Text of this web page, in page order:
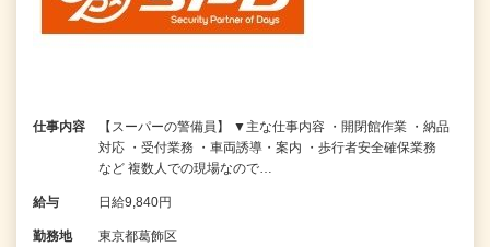
仕事内容
【スーパーの警備員】 ▼主な仕事内容 ・開閉館作業 ・納品
対応 ・受付業務 ・車両誘導・案内 ・歩行者安全確保業務
など 複数人での現場なので…
給与 日給9,840円
勤務地 東京都葛飾区